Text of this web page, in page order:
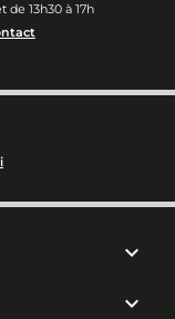
de 13h30 à 17h

